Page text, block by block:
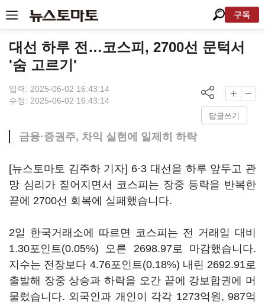
구독
대선 하루 전…코스피, 2700선 문턱서
'숨 고르기'
입력: 2025-06-02 16:43:14
수정: 2025-06-02 16:43:14
답글쓰기
금융·증권주, 차익 실현에 일제히 하락
[뉴스토마토 김주하 기자] 6·3 대선을 하루 앞두고 관
망 심리가 짙어지면서 코스피는 장중 등락을 반복한
끝에 2700선 회복에 실패했습니다.
2일 한국거래소에 따르면 코스피는 전 거래일 대비
1.30포인트(0.05%) 오른 2698.97로 마감했습니다.
지수는 전장보다 4.76포인트(0.18%) 내린 2692.91로
출발해 장중 상승과 하락을 오간 끝에 강보합권에 머
물렀습니다. 외국인과 개인이 각각 1273억원, 987억